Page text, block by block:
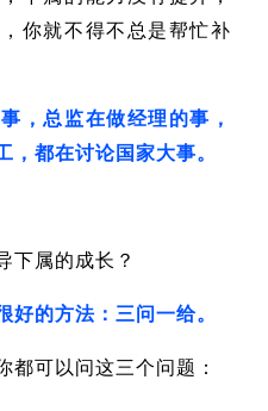
你就不得不总是帮忙补
，总监在做经理的事，
，都在讨论国家大事。
下属的成长？
好的方法：三问一给。
都可以问这三个问题：